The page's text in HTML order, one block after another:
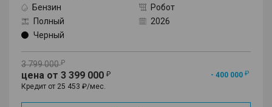
Бензин
Робот
Полный
2026
Черный
3 799 000
цена от 3 399 000
- 400 000
Кредит от 25 453 ₽/мес.